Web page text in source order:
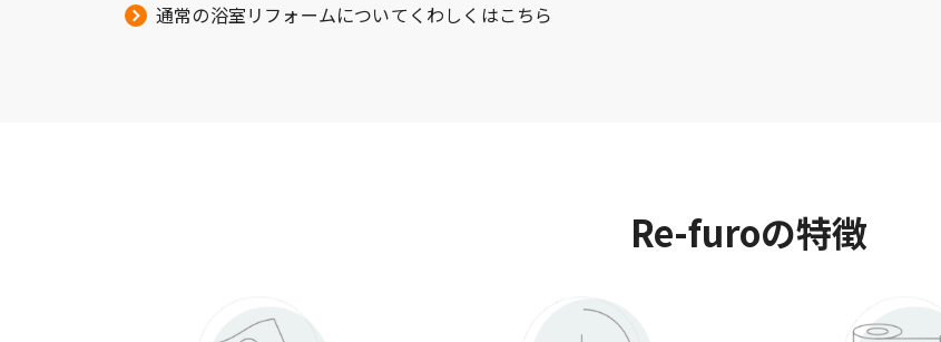
通常の浴室リフォームについてくわしくはこちら
Re-furoの特徴